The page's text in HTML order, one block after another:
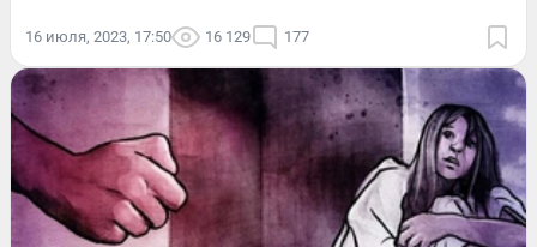
16 июля, 2023, 17:50 16 129 177